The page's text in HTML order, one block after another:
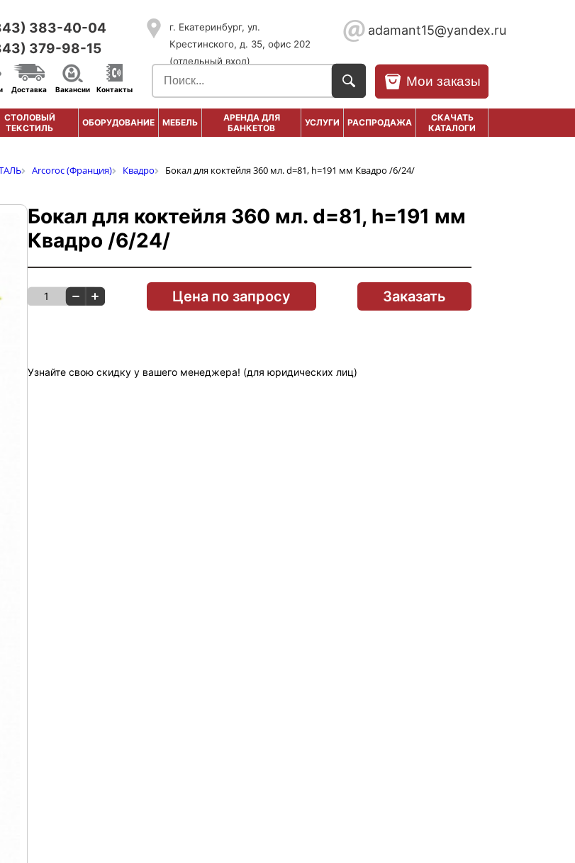
383-40-04
379-98-15
г. Екатеринбург, ул.
Крестинского, д. 35, офис 202
(отдельный вход)
adamant15@yandex.ru
Мои заказы
Доставка Вакансии Контакты
СТОЛОВЫЙ
ТЕКСТИЛЬ
ОБОРУДОВАНИЕ МЕБЕЛЬ
АРЕНДА ДЛЯ
БАНКЕТОВ
УСЛУГИ РАСПРОДАЖА
СКАЧАТЬ
КАТАЛОГИ
Arcoroc (Франция) Квадро Бокал для коктейля 360 мл. d=81, h=191 мм Квадро /6/24/
Бокал для коктейля 360 мл. d=81, h=191 мм
Квадро /6/24/
1 Цена по запросу Заказать
Узнайте свою скидку у вашего менеджера! (для юридических лиц)